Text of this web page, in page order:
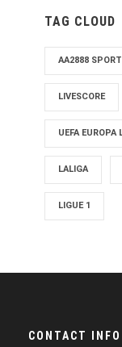
TAG CLOUD
AA2888
LIVESCORE
UEFA EUROPA
LALIGA
LIGUE 1
CONTACT INFO